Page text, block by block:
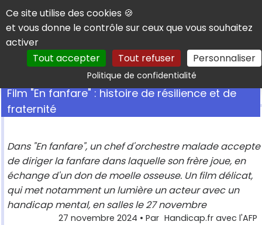
Panneau de gestion des cookies
Ce site utilise des cookies 🍪
et vous donne le contrôle sur ceux que vous souhaitez
activer
Tout accepter
Tout refuser Personnaliser
Politique de confidentialitéRechercher
Film "En fanfare" : histoire de résilience et de
fraternité
Dans "En fanfare", un chef d'orchestre malade accepte
de diriger la fanfare dans laquelle son frère joue, en
échange d'un don de moelle osseuse. Un film délicat,
qui met notamment un lumière un acteur avec un
handicap mental, en salles le 27 novembre
27 novembre 2024 • Par Handicap.fr avec l'AFP